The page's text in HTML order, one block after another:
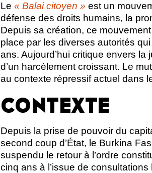
Le « Balai citoyen » est un
défense des droits humains, la
Depuis sa création, ce
place par les diverses autorités
ans. Aujourd’hui critique envers la
d’un harcèlement croissant. Le
au contexte répressif actuel dans
CONTEXTE
Depuis la prise de pouvoir du
second coup d’État, le Burkina
suspendu le retour à l’ordre
cinq ans à l’issue de